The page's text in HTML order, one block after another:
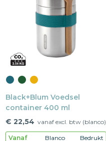
Black+Blum Voedsel
container 400 ml
€ 22,54 vanaf excl. btw (blanco)
Vanaf
Blanco
Bedrukt